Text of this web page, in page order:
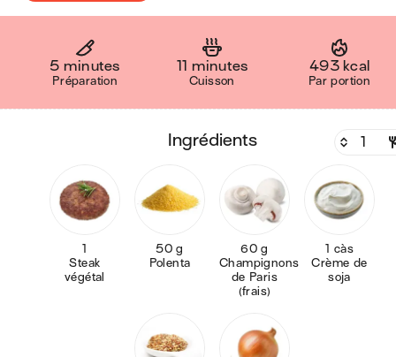
5 minutes
Préparation
11 minutes
Cuisson
493 kcal
Par portion
ingrédients
1
Steak
végétal
50 g
Polenta
60 g
Champignons
de Paris
(frais)
1 càs
Crème de
soja